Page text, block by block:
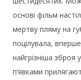
основі фільм
мертву пляму на
поцілувала,
найгрізніша зброя
п’явками